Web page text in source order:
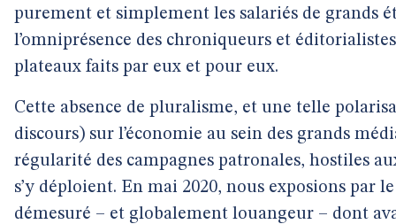
purement et simplement les salariés de grands
l’omniprésence des chroniqueurs et
plateaux faits par eux et pour eux.
Cette absence de pluralisme, et une telle
discours) sur l’économie au sein des grands
régularité des campagnes patronales, hostiles
s’y déploient. En mai 2020, nous exposions par
démesuré – et globalement louangeur – dont